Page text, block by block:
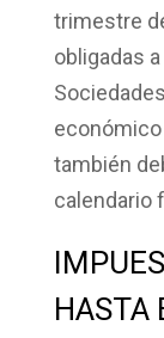
trimestre
obligadas
Sociedades
económico
también
calendario
HASTA